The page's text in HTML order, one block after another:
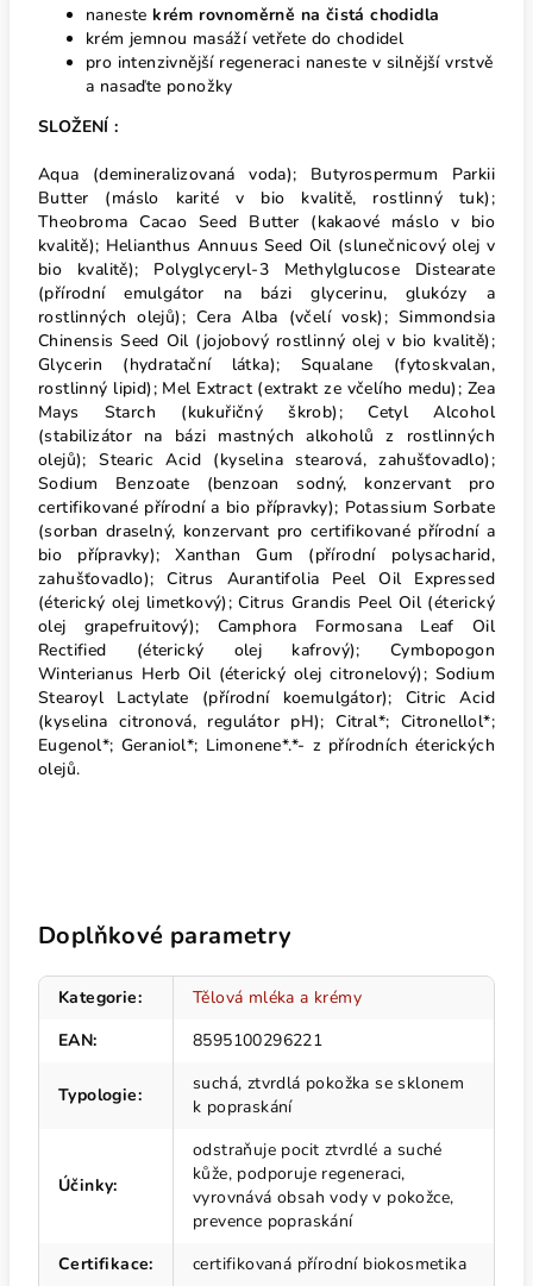
naneste krém rovnoměrně na čistá chodidla
krém jemnou masáží vetřete do chodidel
pro intenzivnější regeneraci naneste v silnější vrstvě
a nasaďte ponožky
SLOŽENÍ :
Aqua (demineralizovaná voda); Butyrospermum Parkii
Butter (máslo karité v bio kvalitě, rostlinný tuk);
Theobroma Cacao Seed Butter (kakaové máslo v bio
kvalitě); Helianthus Annuus Seed Oil (slunečnicový olej v
bio kvalitě); Polyglyceryl-3 Methylglucose Distearate
(přírodní emulgátor na bázi glycerinu, glukózy a
rostlinných olejů); Cera Alba (včelí vosk); Simmondsia
Chinensis Seed Oil (jojobový rostlinný olej v bio kvalitě);
Glycerin (hydratační látka); Squalane (fytoskvalan,
rostlinný lipid); Mel Extract (extrakt ze včelího medu); Zea
Mays Starch (kukuřičný škrob); Cetyl Alcohol
(stabilizátor na bázi mastných alkoholů z rostlinných
olejů); Stearic Acid (kyselina stearová, zahušťovadlo);
Sodium Benzoate (benzoan sodný, konzervant pro
certifikované přírodní a bio přípravky); Potassium Sorbate
(sorban draselný, konzervant pro certifikované přírodní a
bio přípravky); Xanthan Gum (přírodní polysacharid,
zahušťovadlo); Citrus Aurantifolia Peel Oil Expressed
(éterický olej limetkový); Citrus Grandis Peel Oil (éterický
olej grapefruitový); Camphora Formosana Leaf Oil
Rectified (éterický olej kafrový); Cymbopogon
Winterianus Herb Oil (éterický olej citronelový); Sodium
Stearoyl Lactylate (přírodní koemulgátor); Citric Acid
(kyselina citronová, regulátor pH); Citral*; Citronellol*;
Eugenol*; Geraniol*; Limonene*.*- z přírodních éterických
olejů.
Doplňkové parametry
Kategorie:
Tělová mléka a krémy
EAN: 8595100296221
Typologie:
suchá, ztvrdlá pokožka se sklonem
k popraskání
Účinky:
odstraňuje pocit ztvrdlé a suché
kůže, podporuje regeneraci,
vyrovnává obsah vody v pokožce,
prevence popraskání
Certifikace:
certifikovaná přírodní biokosmetika